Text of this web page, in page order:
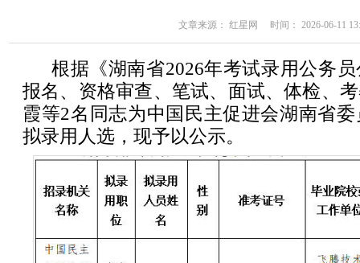
文章来源： 红星网 时间： 2026-06-11
根据《湖南省2026年考试录用公务
报名、资格审查、笔试、面试、体检、
霞等2名同志为中国民主促进会湖南省
拟录用人选，现予以公示。